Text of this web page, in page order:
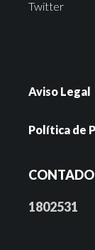
Twitter
Aviso Legal
Política de
1802531